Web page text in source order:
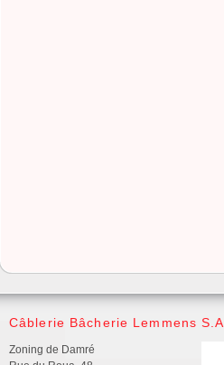
Câblerie Bâcherie Lemmens S.A.
Zoning de Damré